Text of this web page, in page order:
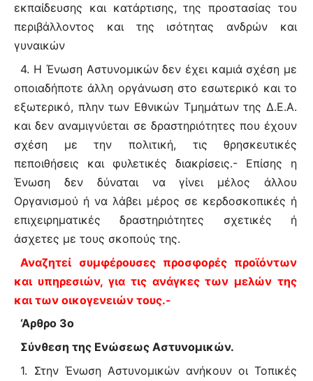
εκπαίδευσης και κατάρτισης, της προστασίας του
περιβάλλοντος και της ισότητας ανδρών και
γυναικών
4. Η Ένωση Αστυνομικών δεν έχει καμιά σχέση με
οποιαδήποτε άλλη οργάνωση στο εσωτερικό και το
εξωτερικό, πλην των Εθνικών Τμημάτων της Δ.Ε.Α.
και δεν αναμιγνύεται σε δραστηριότητες που έχουν
σχέση με την πολιτική, τις θρησκευτικές
πεποιθήσεις και φυλετικές διακρίσεις.- Επίσης η
Ένωση δεν δύναται να γίνει μέλος άλλου
Οργανισμού ή να λάβει μέρος σε κερδοσκοπικές ή
επιχειρηματικές δραστηριότητες σχετικές ή
άσχετες με τους σκοπούς της.
Αναζητεί συμφέρουσες προσφορές προϊόντων
και υπηρεσιών, για τις ανάγκες των μελών της
και των οικογενειών τους.-
‘Αρθρο 3ο
Σύνθεση της Ενώσεως Αστυνομικών.
1. Στην Ένωση Αστυνομικών ανήκουν οι Τοπικές